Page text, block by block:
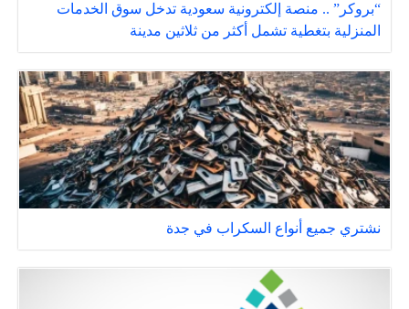
“بروكر” .. منصة إلكترونية سعودية تدخل سوق الخدمات
المنزلية بتغطية تشمل أكثر من ثلاثين مدينة
نشتري جميع أنواع السكراب في جدة